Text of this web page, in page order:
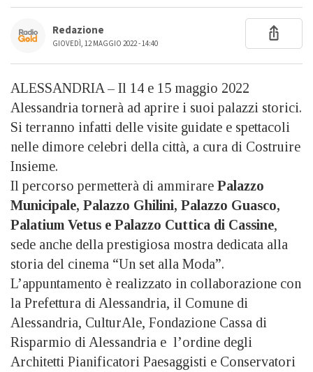
Redazione
GIOVEDÌ, 12 MAGGIO 2022 - 14:40
ALESSANDRIA – Il 14 e 15 maggio 2022
Alessandria tornerà ad aprire i suoi palazzi storici.
Si terranno infatti delle visite guidate e spettacoli
nelle dimore celebri della città, a cura di Costruire
Insieme.
Il percorso permetterà di ammirare Palazzo
Municipale, Palazzo Ghilini, Palazzo Guasco,
Palatium Vetus e Palazzo Cuttica di Cassine,
sede anche della prestigiosa mostra dedicata alla
storia del cinema “Un set alla Moda”.
L’appuntamento è realizzato in collaborazione con
la Prefettura di Alessandria, il Comune di
Alessandria, CulturAle, Fondazione Cassa di
Risparmio di Alessandria e l’ordine degli
Architetti Pianificatori Paesaggisti e Conservatori